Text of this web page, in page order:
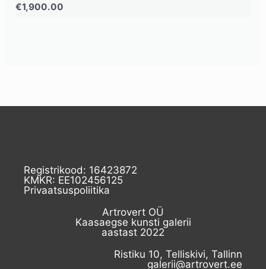
€1,900.00
Registrikood: 16423872
KMKR: EE102456125
Privaatsuspoliitika
Artrovert OÜ
Kaasaegse kunsti galerii
aastast 2022
Ristiku 10, Telliskivi, Tallinn
galerii@artrovert.ee